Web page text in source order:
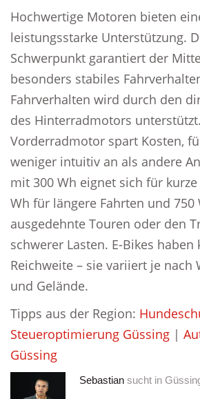
Hochwertige Motoren bieten
leistungsstarke Unterstützung.
Schwerpunkt garantiert der
besonders stabiles
Fahrverhalten wird durch den
des Hinterradmotors
Vorderradmotor spart Kosten,
weniger intuitiv an als andere
mit 300 Wh eignet sich für kurze
Wh für längere Fahrten und 750
ausgedehnte Touren oder den
schwerer Lasten. E-Bikes haben
Reichweite – sie variiert je nach
und Gelände.
Tipps aus der Region:
Steueroptimierung Güssing |
Güssing
Sebastian sucht in